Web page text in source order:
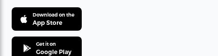
Download on the
App Store
Get it on
Google Play